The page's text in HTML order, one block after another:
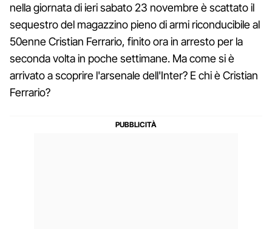
nella giornata di ieri sabato 23 novembre è scattato il
sequestro del magazzino pieno di armi riconducibile al
50enne Cristian Ferrario, finito ora in arresto per la
seconda volta in poche settimane. Ma come si è
arrivato a scoprire l'arsenale dell'Inter? E chi è Cristian
Ferrario?